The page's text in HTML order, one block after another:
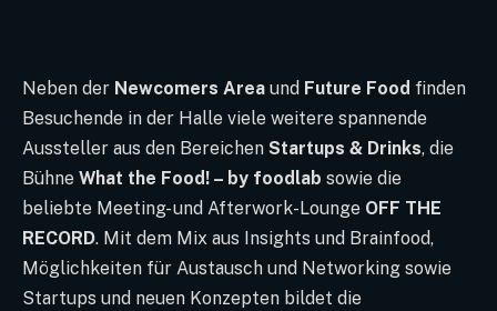
Neben der Newcomers Area und Future Food finden
Besuchende in der Halle viele weitere spannende
Aussteller aus den Bereichen Startups & Drinks, die
Bühne What the Food! – by foodlab sowie die
beliebte Meeting- und Afterwork-Lounge OFF THE
RECORD. Mit dem Mix aus Insights und Brainfood,
Möglichkeiten für Austausch und Networking sowie
Startups und neuen Konzepten bildet die